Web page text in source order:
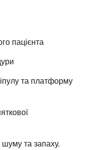
пацієнта
та платформу
та запаху.